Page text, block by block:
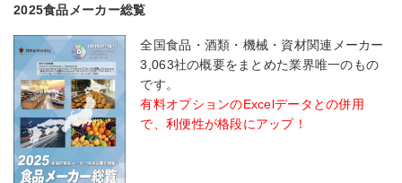
2025食品メーカー総覧
全国食品・酒類・機械・資材関連メーカー
3,063社の概要をまとめた業界唯一のもの
です。
有料オプションのExcelデータとの併用
で、利便性が格段にアップ！